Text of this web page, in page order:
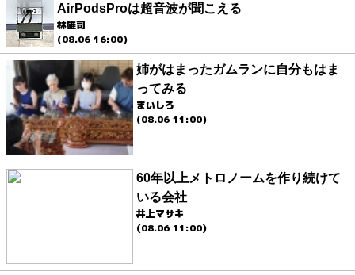
AirPodsProは超音波が聞こえる
林雄司
(08.06 16:00)
姉がはまったガムランに自分もはま
ってみる
まいしろ
(08.06 11:00)
60年以上メトロノームを作り続けて
いる会社
井上マサキ
(08.06 11:00)